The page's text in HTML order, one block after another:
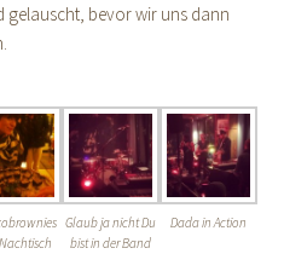
gelauscht, bevor wir uns dann
Glaub ja nicht Du
bist in der Band
Dada in Action